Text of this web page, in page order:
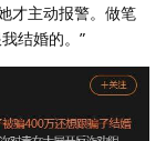
才主动报警。做笔
结婚的。”